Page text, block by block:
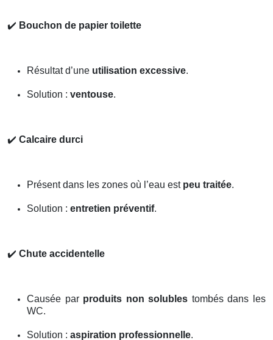
✔️ Bouchon de papier toilette
Résultat d’une utilisation excessive.
Solution : ventouse.
✔️ Calcaire durci
Présent dans les zones où l’eau est peu traitée.
Solution : entretien préventif.
✔️ Chute accidentelle
Causée par produits non solubles tombés dans les
WC.
Solution : aspiration professionnelle.